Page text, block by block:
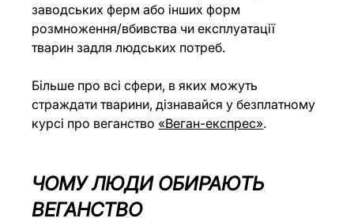
заводських ферм або інших форм
розмноження/вбивства чи експлуатації
тварин задля людських потреб.
Більше про всі сфери, в яких можуть
страждати тварини, дізнавайся у безплатному
курсі про веганство «Веган-експрес».
ЧОМУ ЛЮДИ ОБИРАЮТЬ
ВЕГАНСТВО